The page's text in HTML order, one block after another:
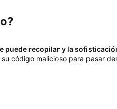
puede recopilar y la
código malicioso para pasar